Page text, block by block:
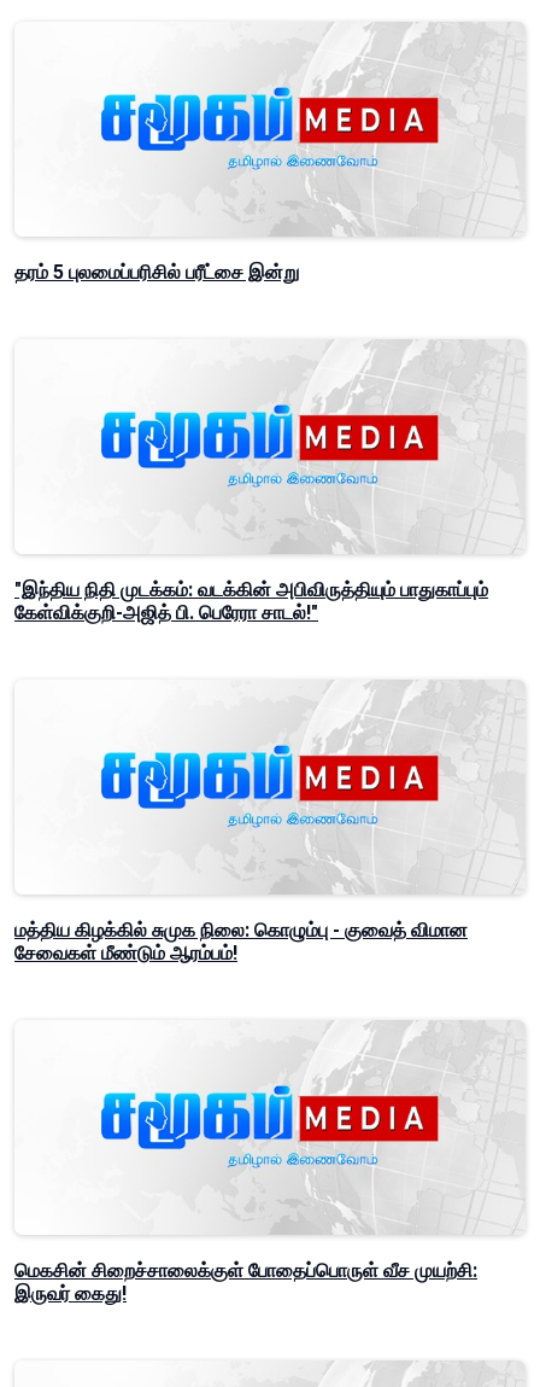
தரம் 5 புலமைப்பரிசில் பரீட்சை இன்று
"இந்திய நிதி முடக்கம்: வடக்கின் அபிவிருத்தியும் பாதுகாப்பும்
கேள்விக்குறி-அஜித் பி. பெரேரா சாடல்!"
மத்திய கிழக்கில் சுமுக நிலை: கொழும்பு - குவைத் விமான
சேவைகள் மீண்டும் ஆரம்பம்!
மெகசின் சிறைச்சாலைக்குள் போதைப்பொருள் வீச முயற்சி:
இருவர் கைது!